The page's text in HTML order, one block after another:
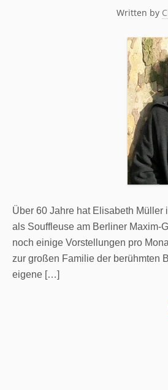
Written by
Über 60 Jahre hat Elisabeth
als Souffleuse am Berliner Maxim-
noch einige Vorstellungen pro
zur großen Familie der berühmten
eigene […]